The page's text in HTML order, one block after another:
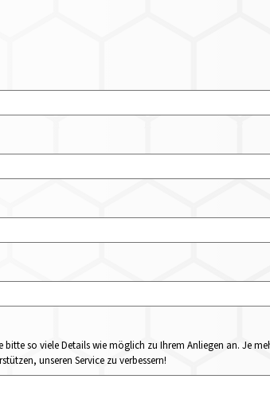
so viele Details wie möglich zu Ihrem Anliegen an. Je
unseren Service zu verbessern!